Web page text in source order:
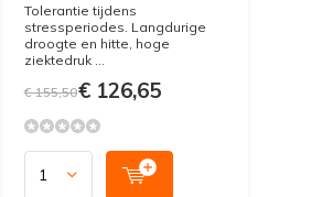
Tolerantie tijdens
stressperiodes. Langdurige
droogte en hitte, hoge
ziektedruk ...
€ 155,50€ 126,65